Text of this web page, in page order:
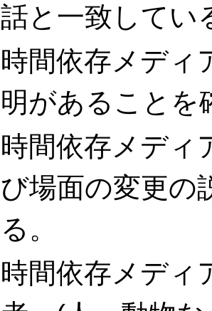
話と一致してい
時間依存メディ
明があることを
時間依存メディ
び場面の変更の
る。
時間依存メディ